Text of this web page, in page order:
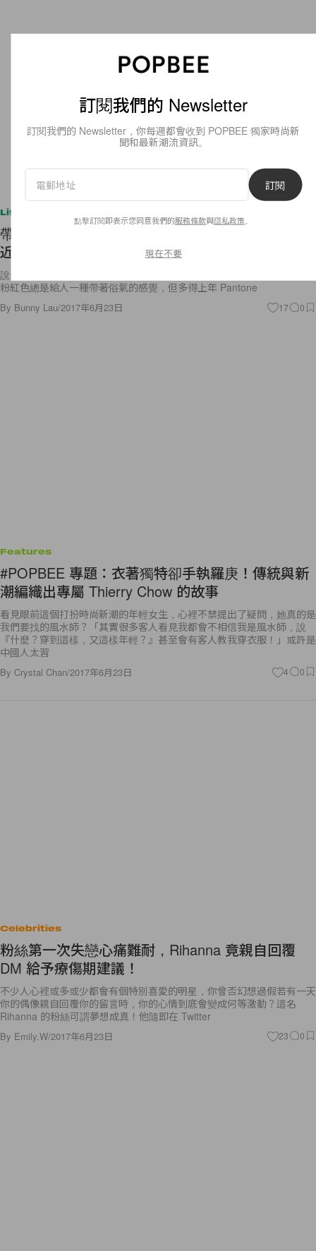
Lifestyle
帶出更濃厚的浪漫氣息：白色婚紗以外，不妨試試
近年最火熱的 Millennial Pink 婚紗！
說到今年大熱的顏色，怎會少得有千禧粉之稱的 millennial pink ，從前的
ByBunny Lau/2017年6月23日
#POPBEE 專題：衣著獨特卻手執羅庚！傳統與新
潮編織出專屬 Thierry Chow 的故事
看見眼前這個打扮時尚新潮的年輕女生，心裡不禁提出了疑問，她真的是
我們要找的風水師？「其實很多客人看見我都會不相信我是風水師，說
『什麼？穿到這樣，又這樣年輕？』甚至會有客人教我穿衣服！」或許是
中國人太習
ByCrystal Chan
粉絲第一次失戀心痛難耐，Rihanna 竟親自回覆
DM 給予療傷期建議！
不少人心裡或多或少都會有個特別喜愛的明星，你曾否幻想過假若有一天
Rihanna 的粉絲可謂夢想成真！他隨即在 Twitter
ByEmily.W/2017年6月23日
訂閱我們的 Newsletter
訂閱我們的 Newsletter，你每週都會收到 POPBEE 獨家時尚新
聞和最新潮流資訊。
訂閱
點擊訂閱即表示您同意我們的服務條款與隱私政策
現在不要